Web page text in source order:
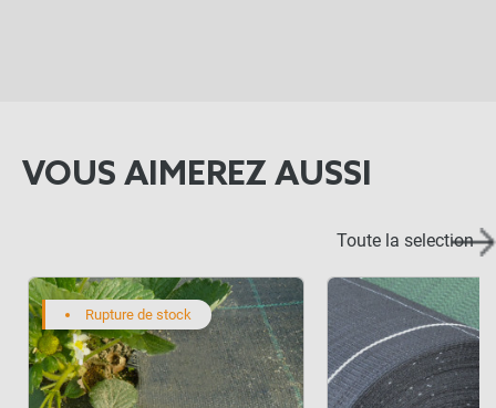
VOUS AIMEREZ AUSSI
Toute la selection
Rupture de stock